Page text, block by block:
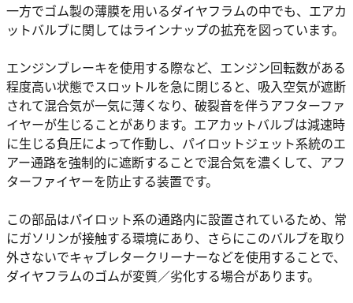
一方でゴム製の薄膜を用いるダイヤフラムの中でも、エアカ
ットバルブに関してはラインナップの拡充を図っています。
エンジンブレーキを使用する際など、エンジン回転数がある
程度高い状態でスロットルを急に閉じると、吸入空気が遮断
されて混合気が一気に薄くなり、破裂音を伴うアフターファ
イヤーが生じることがあります。エアカットバルブは減速時
に生じる負圧によって作動し、パイロットジェット系統のエ
アー通路を強制的に遮断することで混合気を濃くして、アフ
ターファイヤーを防止する装置です。
この部品はパイロット系の通路内に設置されているため、常
にガソリンが接触する環境にあり、さらにこのバルブを取り
外さないでキャブレタークリーナーなどを使用することで、
ダイヤフラムのゴムが変質／劣化する場合があります。